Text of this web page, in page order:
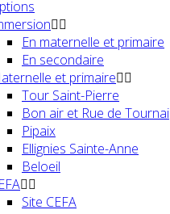
En maternelle et primaire
En secondaire
et primaire
Tour Saint-Pierre
Bon air et Rue de Tournai
Pipaix
Ellignies Sainte-Anne
Beloeil
Site CEFA